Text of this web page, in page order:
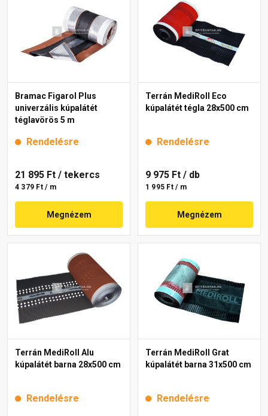
Bramac Figarol Plus
univerzális kúpalátét
téglavörös 5 m
Rendelésre
21 895 Ft / tekercs
4 379 Ft / m
Megnézem
Terrán MediRoll Eco
kúpalátét tégla 28x500 cm
Rendelésre
9 975 Ft / db
1 995 Ft / m
Megnézem
Terrán MediRoll Alu
kúpalátét barna 28x500 cm
Rendelésre
Terrán MediRoll Grat
kúpalátét barna 31x500 cm
Rendelésre